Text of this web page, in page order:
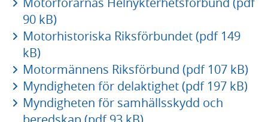
90 kB)
Motorhistoriska Riksförbundet (pdf 149
kB)
Motormännens Riksförbund (pdf 107 kB)
Myndigheten för delaktighet (pdf 197 kB)
Myndigheten för samhällsskydd och